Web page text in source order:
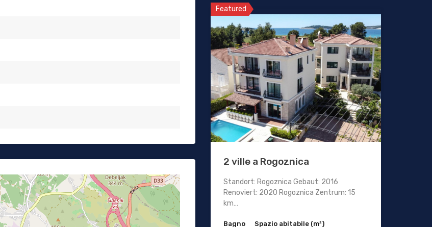
Featured
2 ville a Rogoznica
Standort: Rogoznica Gebaut: 2016
Renoviert: 2020 Rogoznica Zentrum: 15
km…
Bagno
Spazio abitabile (m²)